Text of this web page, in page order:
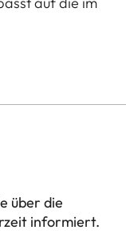
bietet eine
über die
informiert.